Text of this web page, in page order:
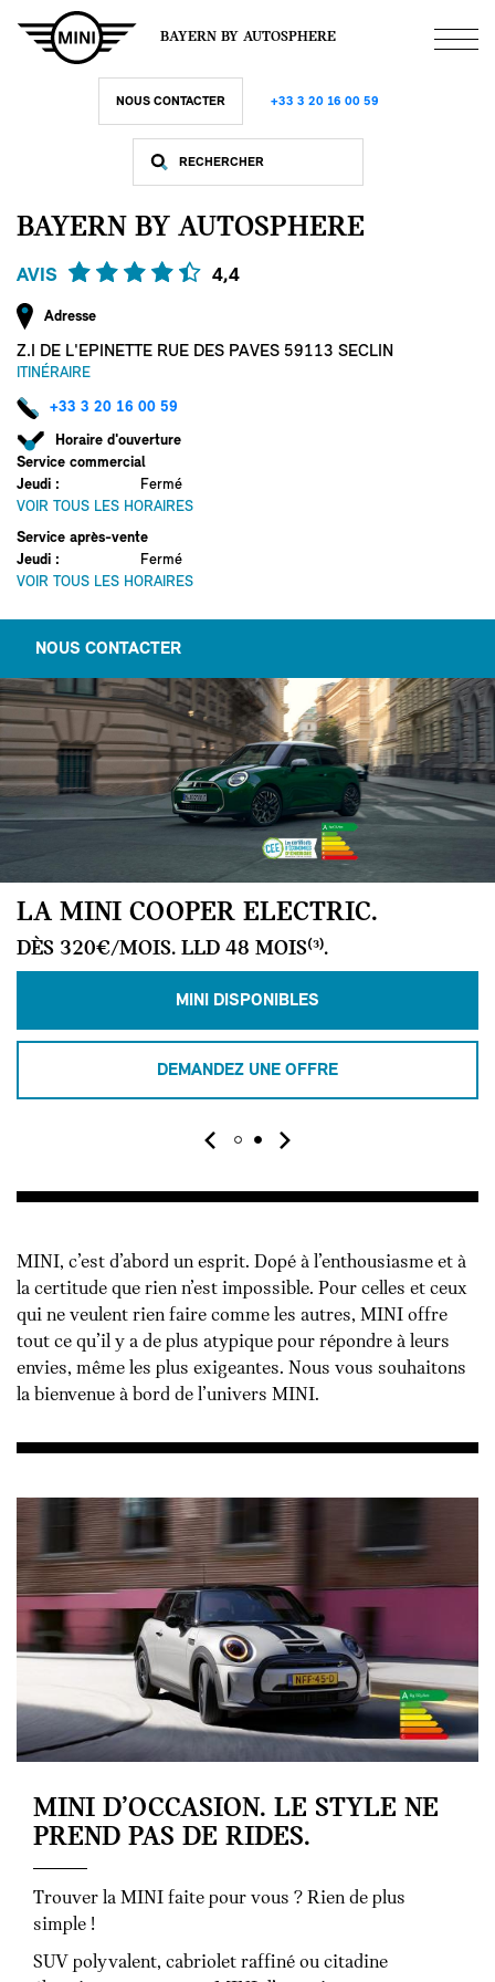
contenu
BAYERN BY AUTOSPHERE
NOUS CONTACTER +33 3 20 16 00 59
BAYERN BY AUTOSPHERE
AVIS 4,4
Adresse
Z.I DE L'EPINETTE RUE DES PAVES 59113 SECLIN
ITINÉRAIRE
+33 3 20 16 00 59
Horaire d'ouverture
Service commercial
Jeudi :
Fermé
VOIR TOUS LES HORAIRES
Service après-vente
Jeudi :
Fermé
VOIR TOUS LES HORAIRES
NOUS CONTACTER
LA MINI COOPER ELECTRIC.
DÈS 320€/MOIS. LLD 48 MOIS⁽³⁾.
MINI DISPONIBLES
DEMANDEZ UNE OFFRE
MINI, c’est d’abord un esprit. Dopé à l’enthousiasme et à
la certitude que rien n’est impossible. Pour celles et ceux
qui ne veulent rien faire comme les autres, MINI offre
tout ce qu’il y a de plus atypique pour répondre à leurs
envies, même les plus exigeantes. Nous vous souhaitons
la bienvenue à bord de l’univers MINI.
MINI D’OCCASION. LE STYLE NE
PREND PAS DE RIDES.
Trouver la MINI faite pour vous ? Rien de plus
simple !
SUV polyvalent, cabriolet raffiné ou citadine